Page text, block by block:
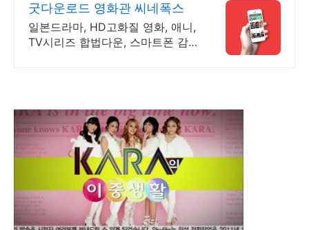
굿다운로드 영화관 씨네폭스
일본드라마, HD고화질 영화, 애니,
TV시리즈 합법다운, 스마트폰 감